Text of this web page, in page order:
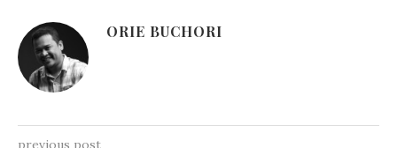
ORIE BUCHORI
previous post